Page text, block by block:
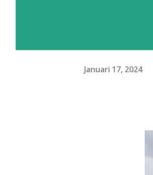
Januari 17, 2024